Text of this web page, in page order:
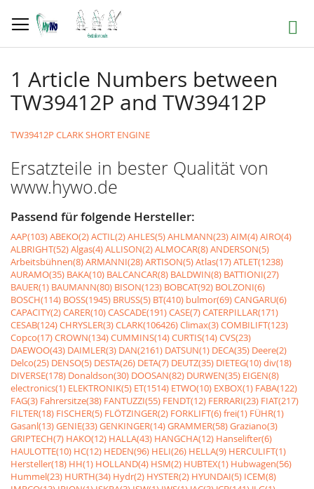
zum
Inhalt
Suche
1 Article Numbers between
TW39412P and TW39412P
TW39412P CLARK SHORT ENGINE
Ersatzteile in bester Qualität von
www.hywo.de
Passend für folgende Hersteller:
AAP(103)ABEKO(2)ACTIL(2)AHLES(5)AHLMANN(23)AIM(4)AIRO(4)
ALBRIGHT(52)Algas(4)ALLISON(2)ALMOCAR(8)ANDERSON(5)
Arbeitsbühnen(8)ARMANNI(28)ARTISON(5)Atlas(17)ATLET(1238)
AURAMO(35) BAKA(10) BALCANCAR(8) BALDWIN(8) BATTIONI(27)
BAUER(1) BAUMANN(80) BISON(123) BOBCAT(92) BOLZONI(6)
BOSCH(114) BOSS(1945) BRUSS(5) BT(410) bulmor(69)CANGARU(6)
CAPACITY(2)CARER(10)CASCADE(191)CASE(7)CATERPILLAR(171)
CESAB(124)CHRYSLER(3)CLARK(106426)Climax(3)COMBILIFT(123)
Copco(17)CROWN(134)CUMMINS(14)CURTIS(14)CVS(23)
DAEWOO(43) DAIMLER(3) DAN(2161) DATSUN(1) DECA(35) Deere(2)
Delco(25) DENSO(5) DESTA(26) DETA(7) DEUTZ(35) DIETEG(10)div(18)
DIVERSE(178) Donaldson(30) DOOSAN(82) DURWEN(35) EIGEN(8)
electronics(1) ELEKTRONIK(5) ET(1514) ETWO(10) EXBOX(1) FABA(122)
FAG(3) Fahrersitze(38) FANTUZZI(55) FENDT(12) FERRARI(23) FIAT(217)
FILTER(18) FISCHER(5) FLÖTZINGER(2) FORKLIFT(6)frei(1) FÜHR(1)
Gasanl(13)GENIE(33)GENKINGER(14)GRAMMER(58)Graziano(3)
GRIPTECH(7) HAKO(12) HALLA(43) HANGCHA(12) Hanselifter(6)
HAULOTTE(10) HC(12) HEDEN(96) HELI(26) HELLA(9) HERCULIFT(1)
Hersteller(18) HH(1) HOLLAND(4) HSM(2) HUBTEX(1) Hubwagen(56)
Hummel(23) HURTH(34) Hydr(2) HYSTER(2) HYUNDAI(5) ICEM(8)